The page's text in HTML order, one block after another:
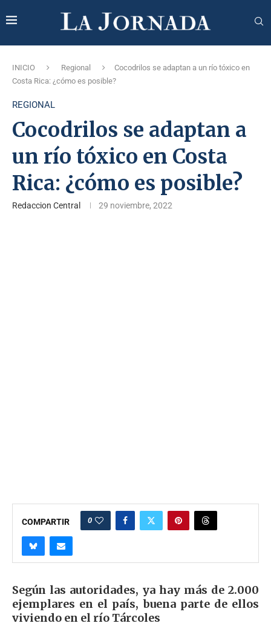
INICIO Regional
Cocodrilos se adaptan a un río tóxico en
Costa Rica: ¿cómo es posible?
REGIONAL
Cocodrilos se adaptan a
un río tóxico en Costa
Rica: ¿cómo es posible?
Redaccion Central 29 noviembre, 2022
COMPARTIR 0
Según las autoridades, ya hay más de 2.000
ejemplares en el país, buena parte de ellos
viviendo en el río Tárcoles